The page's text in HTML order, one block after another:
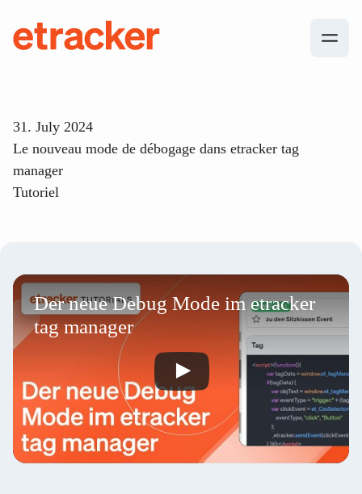
31. July 2024
Le nouveau mode de débogage dans etracker tag
manager
Tutoriel
Der neue Debug Mode im etracker
tag manager